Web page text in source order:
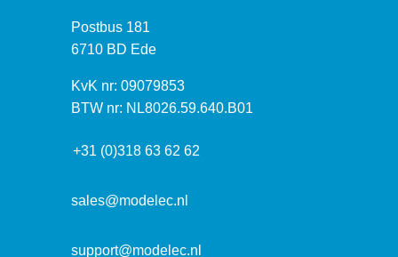
o
e
k
a
P
o
t
a
s
Postbus 181
6710 BD Ede
I
n
o
m
KvK nr: 09079853
BTW nr: NL8026.59.640.B01
+31 (0)318 63 62 62
sales@modelec.nl
support@modelec.nl